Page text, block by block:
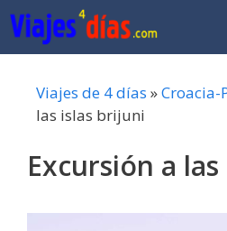
Saltar
al
contenido
Viajes de 4 días »Croacia-
las islas brijuni
Excursión a